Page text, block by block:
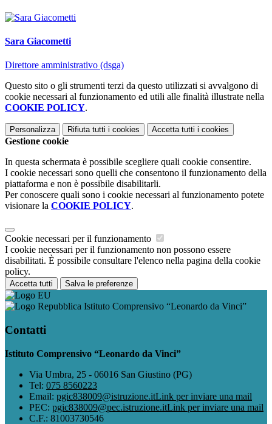
Sara Giacometti
Direttore amministrativo (dsga)
Questo sito o gli strumenti terzi da questo utilizzati si avvalgono di
cookie necessari al funzionamento ed utili alle finalità illustrate nella
COOKIE POLICY.
Personalizza Rifiuta tutti i cookies Accetta tutti i cookies
Gestione cookie
In questa schermata è possibile scegliere quali cookie consentire.
I cookie necessari sono quelli che consentono il funzionamento della
piattaforma e non è possibile disabilitarli.
Per conoscere quali sono i cookie necessari al funzionamento potete
visionare la COOKIE POLICY.
Cookie necessari per il funzionamento
I cookie necessari per il funzionamento non possono essere
disabilitati. È possibile consultare l'elenco nella pagina della cookie
policy.
Accetta tutti Salva le preferenze
Istituto Comprensivo “Leonardo da Vinci”
Contatti
Istituto Comprensivo “Leonardo da Vinci”
Via Umbra, 25 - 06016 San Giustino (PG)
Tel: 075 8560223
Email: pgic838009@istruzione.itLink per inviare una mail
PEC: pgic838009@pec.istruzione.itLink per inviare una mail
C.F.: 81003730546